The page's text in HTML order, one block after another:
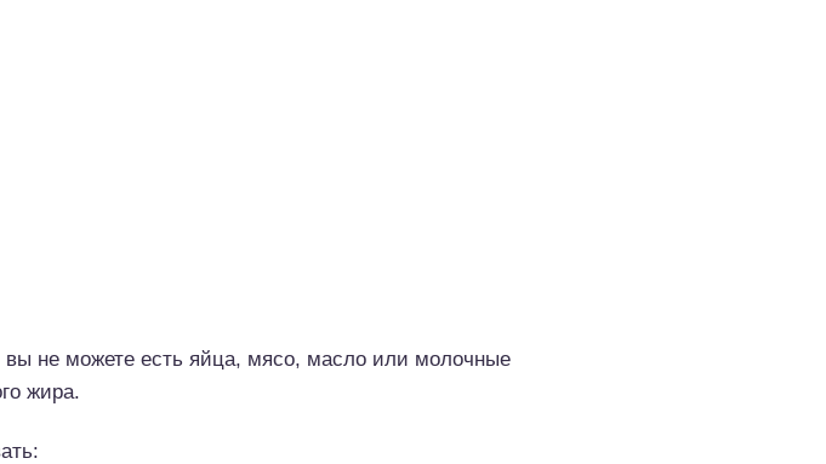
вы не можете есть яйца, мясо, масло или молочные
жира.